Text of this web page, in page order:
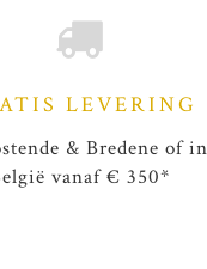
LEVERING
& Bredene of in
vanaf € 350*